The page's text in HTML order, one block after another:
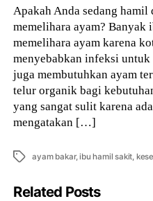
Apakah Anda sedang
memelihara ayam?
memelihara ayam karena
menyebabkan infeksi
juga membutuhkan ayam
telur organik bagi
yang sangat sulit karena
mengatakan […]
Tags ayam bakar,ibu hamil sakit
Related Posts